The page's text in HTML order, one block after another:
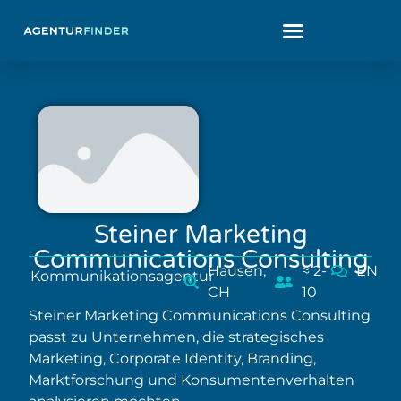
Steiner Marketing
Communications Consulting
KommunikationsagenturHausen,
CH
≈ 2-
10
EN
Steiner Marketing Communications Consulting
passt zu Unternehmen, die strategisches
Marketing, Corporate Identity, Branding,
Marktforschung und Konsumentenverhalten